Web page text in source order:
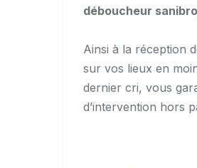
déboucheur
Ainsi à la réception
sur vos lieux en
dernier cri, vous
d’intervention hors